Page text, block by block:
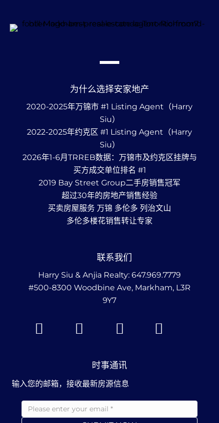
为什么选择安家地产
2020-2025年万锦市 #1 Listing Agent（Harry
Siu）
2022-2025年约克区 #1 Listing Agent（Harry
Siu）
2026年1-6月TRREB数据：万锦市及约克区挂牌与
买方成交单位排名 #1
2019 Bay Street Group二手房销售冠军
超过30年的房地产销售经验
买卖房屋服务 万锦 多伦多 列治文山
多伦多楼花销售转让专家
联系我们
Harry Siu & Anjia Realty: 647.969.7779
#500-8300 Woodbine Ave, Markham, L3R
9Y7
时事通讯
输入您的邮箱，接收最新房源信息